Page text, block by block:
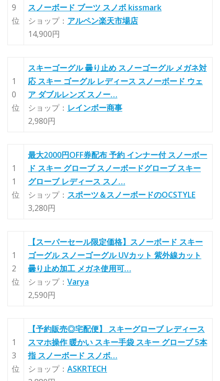
9
位
スノーボード ブーツ スノボ kissmark
ショップ： アルペン楽天市場店
14,900円
1
0
位
スキーゴーグル 曇り止め スノーゴーグル メガネ対
応 スキー ゴーグル レディース スノーボード ウェ
ア ダブルレンズ スノー…
ショップ： レインボー商事
2,980円
1
1
位
最大2000円OFF券配布 予約 インナー付 スノーボー
ド スキー グローブ スノーボードグローブ スキー
グローブ レディース スノ…
ショップ： スポーツ＆スノーボードのOCSTYLE
3,280円
1
2
位
【スーパーセール限定価格】スノーボード スキー
ゴーグル スノーゴーグル UVカット 紫外線カット
曇り止め加工 メガネ使用可…
ショップ： Varya
2,590円
1
3
位
【予約販売◎宅配便】 スキーグローブ レディース
スマホ操作 暖かい スキー手袋 スキー グローブ 5本
指 スノーボード スノボ…
ショップ： ASKRTECH